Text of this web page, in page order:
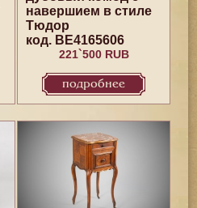
навершием в стиле
Тюдор
код. BE4165606
221`500 RUB
подробнее